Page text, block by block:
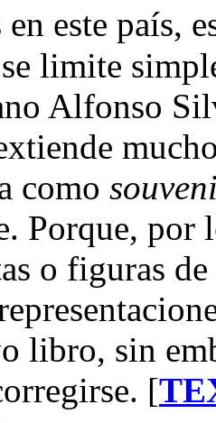
en este país,
limite
Alfonso
como
Porque, por
o figuras
libro, sin
[